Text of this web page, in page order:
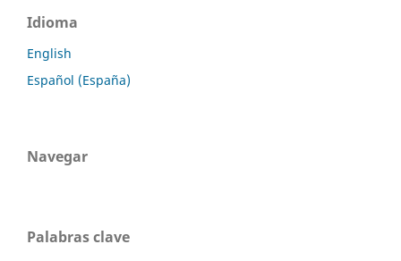
Idioma
English
Español (España)
Navegar
Palabras clave